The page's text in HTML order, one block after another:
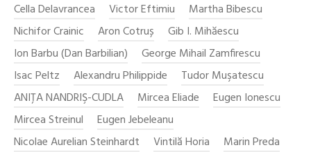
Cella Delavrancea
Victor Eftimiu
Martha Bibescu
Nichifor Crainic
Aron Cotruș
Gib I. Mihăescu
Ion Barbu (Dan Barbilian)
George Mihail Zamfirescu
Isac Peltz
Alexandru Philippide
Tudor Muşatescu
ANIŢA NANDRIŞ-CUDLA
Mircea Eliade
Eugen Ionescu
Mircea Streinul
Eugen Jebeleanu
Nicolae Aurelian Steinhardt
Vintilă Horia
Marin Preda